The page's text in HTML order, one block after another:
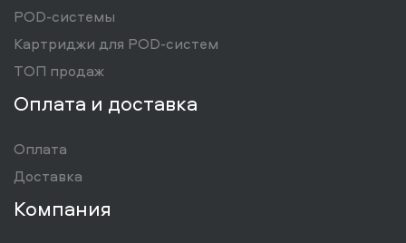
POD-системы
Картриджи для POD-систем
ТОП продаж
Оплата и доставка
Оплата
Доставка
Компания